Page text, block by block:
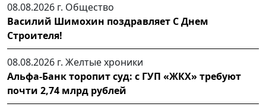
08.08.2026 г. Общество
Василий Шимохин поздравляет С Днем
Строителя!
08.08.2026 г. Желтые хроники
Альфа-Банк торопит суд: с ГУП «ЖКХ» требуют
почти 2,74 млрд рублей